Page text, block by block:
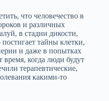
что человечество в
и различных
в стадии дикости,
тайны клетки,
и даже в попытках
время, когда люди будут
терапевтические,
какими‑то